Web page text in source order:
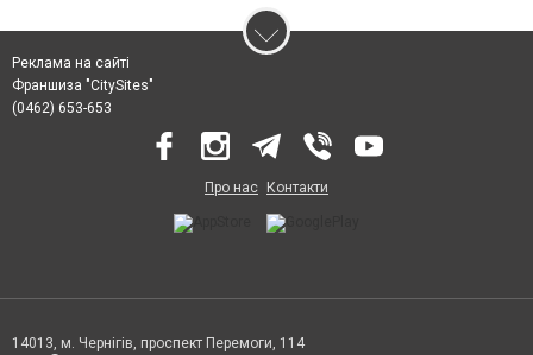
Реклама на сайті
Франшиза "CitySites"
(0462) 653-653
Про нас Контакти
14013, м. Чернігів, проспект Перемоги, 114